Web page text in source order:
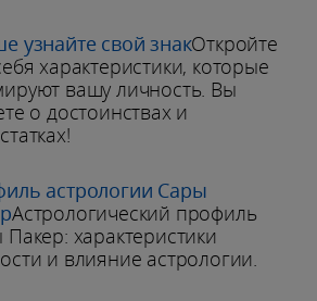
узнайте свой знакОткройте
характеристики, которые
вашу личность. Вы
о достоинствах и
астрологии Сары
Астрологический профиль
характеристики
и влияние астрологии.